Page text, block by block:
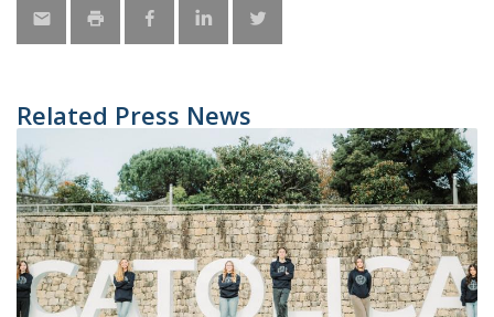
Related Press News